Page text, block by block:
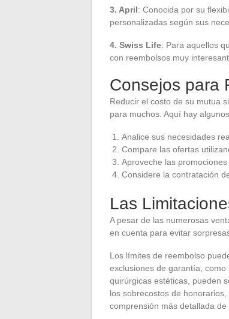
3. April: Conocida por su
personalizadas según sus
4. Swiss Life: Para aquellos
con reembolsos muy
Consejos para
Reducir el costo de su mutua
para muchos. Aquí hay
Analice sus necesidades
Compare las ofertas
Aproveche las
Considere la contratación
Las
A pesar de las numerosas
en cuenta para evitar
Los límites de reembolso
exclusiones de garantía,
quirúrgicas estéticas, pueden
los sobrecostos de
comprensión más detallada